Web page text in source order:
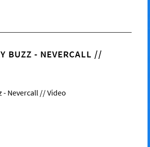
BUZZ - NEVERCALL //
- Nevercall // Video